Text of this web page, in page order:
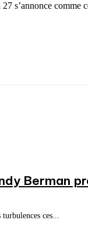
s’annonce
Berman
ces...